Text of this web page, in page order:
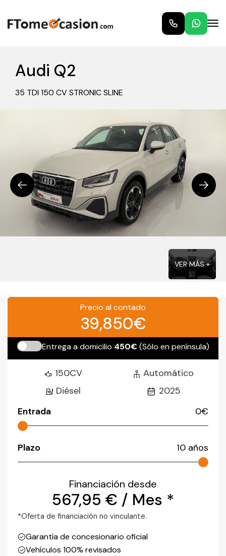
Audi Q2
35 TDI 150 CV STRONIC SLINE
VER MÁS +
Precio al contado
39,850€
Entrega a domicilio 450€(Sólo en península)
150CV
Automático
Diésel
2025
Entrada
0€
Plazo 10 años
Financiación desde
567,95 € / Mes *
*Oferta de financiación no vinculante.
Garantía de concesionario oficial
Vehículos 100% revisados